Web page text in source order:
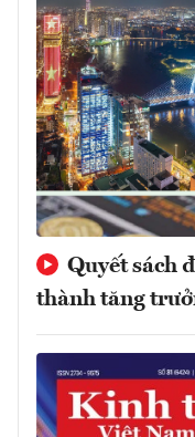
Quyết sách
thành tăng